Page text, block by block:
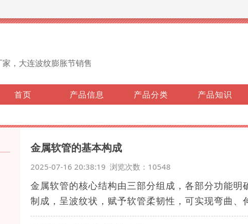
，大连波纹膨胀节销售
首页 产品信息 产品分类 产品知识
金属软管的基本构成
2025-07-16 20:38:19 浏览次数：10548
金属软管的核心结构由三部分组成，各部分功能
制成，呈波纹状，赋予软管柔韧性，可实现弯曲、